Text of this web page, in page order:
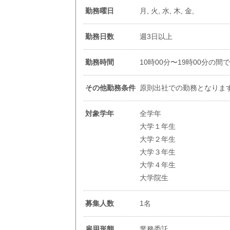
勤務曜日 月, 火, 水, 木, 金,
勤務日数 週3日以上
勤務時間 10時00分〜19時00分の間
その他勤務条件 原則出社での勤務となりま
対象学年
全学年
大学１年生
大学２年生
大学３年生
大学４年生
大学院生
募集人数 1名